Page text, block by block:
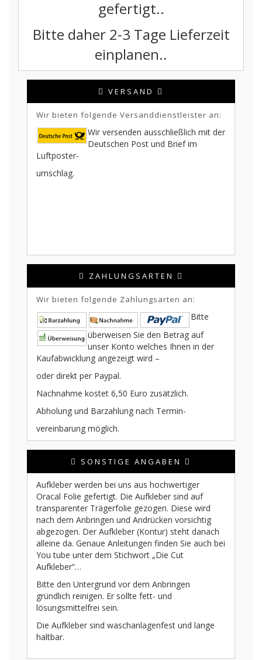
gefertigt..
Bitte daher 2-3 Tage Lieferzeit
einplanen..
VERSAND
Wir bieten folgende Versanddienstleister an:
Wir versenden ausschließlich mit der
Deutschen Post und Brief im
Luftposter-
umschlag.
ZAHLUNGSARTEN
Wir bieten folgende Zahlungsarten an:
Bitte
überweisen Sie den Betrag auf
unser Konto welches Ihnen in der
Kaufabwicklung angezeigt wird –
oder direkt per Paypal.
Nachnahme kostet 6,50 Euro zusätzlich.
Abholung und Barzahlung nach Termin-
vereinbarung möglich.
SONSTIGE ANGABEN
Aufkleber werden bei uns aus hochwertiger
Oracal Folie gefertigt. Die Aufkleber sind auf
transparenter Trägerfolie gezogen. Diese wird
nach dem Anbringen und Andrücken vorsichtig
abgezogen. Der Aufkleber (Kontur) steht danach
alleine da. Genaue Anleitungen finden Sie auch bei
You tube unter dem Stichwort „Die Cut
Aufkleber“…
Bitte den Untergrund vor dem Anbringen
gründlich reinigen. Er sollte fett- und
lösungsmittelfrei sein.
Die Aufkleber sind waschanlagenfest und lange
haltbar.